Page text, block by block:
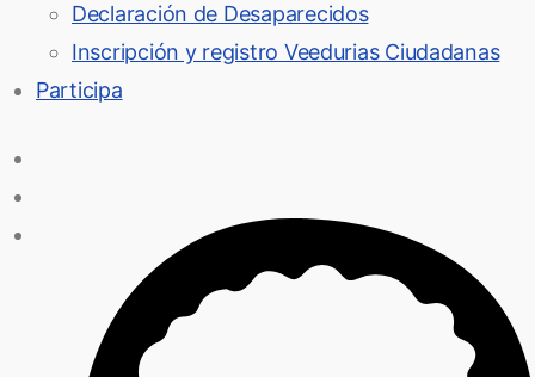
Declaración de Desaparecidos
Inscripción y registro Veedurias Ciudadanas
Participa